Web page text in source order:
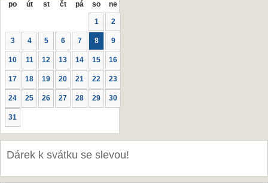
po út st čt pá so ne
1 2
3 4 5 6 7 8 9
10 11 12 13 14 15 16
17 18 19 20 21 22 23
24 25 26 27 28 29 30
31
Dárek k svátku se slevou!